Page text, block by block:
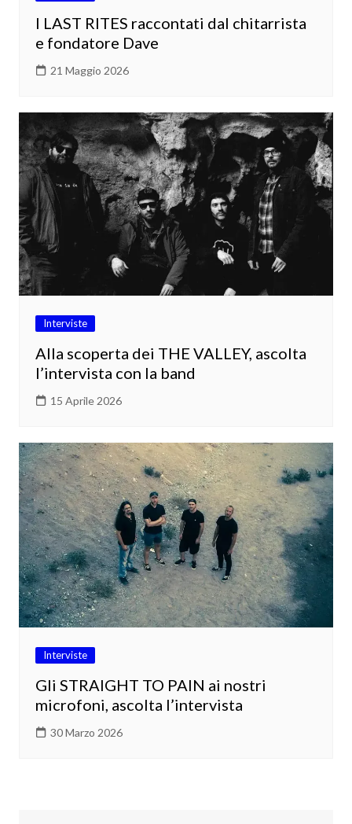
I LAST RITES raccontati dal chitarrista
e fondatore Dave
21 Maggio 2026
Interviste
Alla scoperta dei THE VALLEY, ascolta
l’intervista con la band
15 Aprile 2026
Interviste
Gli STRAIGHT TO PAIN ai nostri
microfoni, ascolta l’intervista
30 Marzo 2026